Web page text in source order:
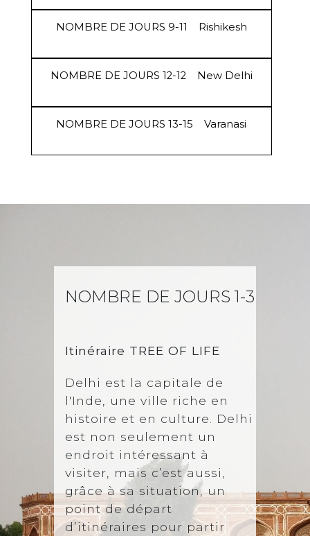
NOMBRE DE JOURS 9-11 Rishikesh
NOMBRE DE JOURS 12-12 New Delhi
NOMBRE DE JOURS 13-15 Varanasi
NOMBRE DE JOURS 1-3
Itinéraire TREE OF LIFE
Delhi est la capitale de
l'Inde, une ville riche en
histoire et en culture. Delhi
est non seulement un
endroit intéressant à
visiter, mais c’est aussi,
grâce à sa situation, un
point de départ
d’itinéraires pour partir